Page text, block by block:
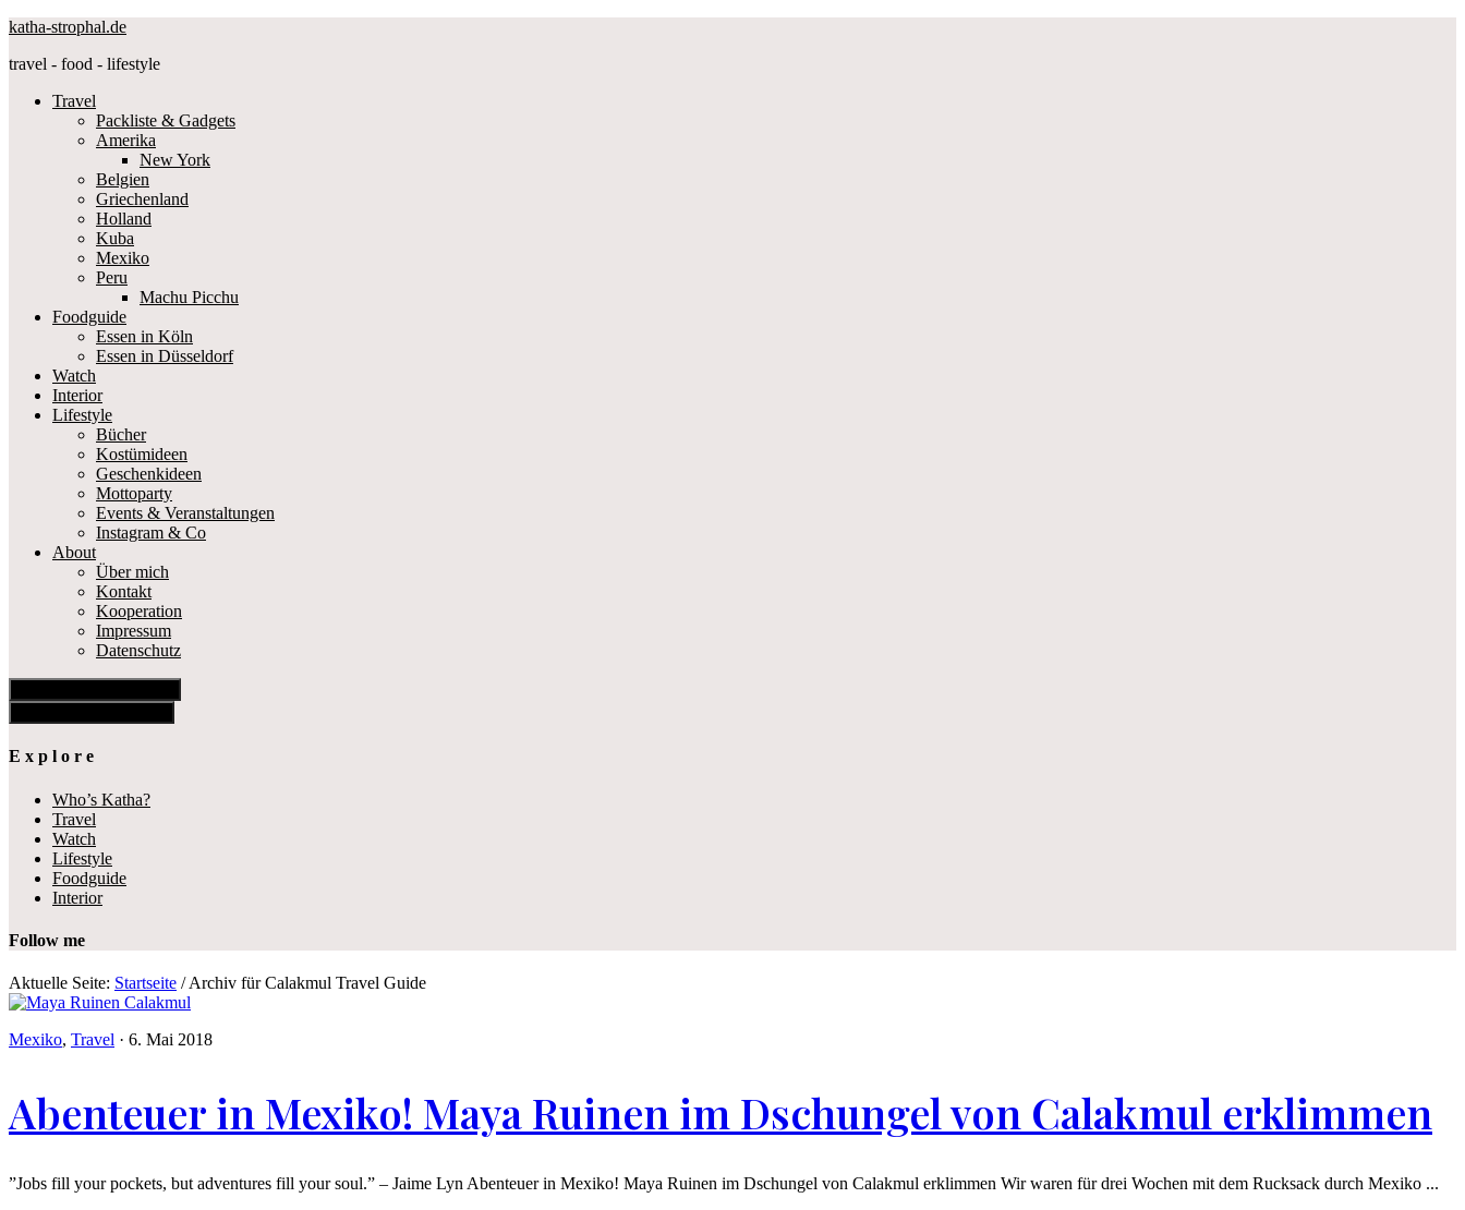
katha-strophal.de
travel - food - lifestyle
Travel
Packliste & Gadgets
Amerika
New York
Belgien
Griechenland
Holland
Kuba
Mexiko
Peru
Machu Picchu
Foodguide
Essen in Köln
Essen in Düsseldorf
Watch
Interior
Lifestyle
Bücher
Kostümideen
Geschenkideen
Mottoparty
Events & Veranstaltungen
Instagram & Co
About
Über mich
Kontakt
Kooperation
Impressum
Datenschutz
E x p l o r e
Who’s Katha?
Travel
Watch
Lifestyle
Foodguide
Interior
Follow me
Aktuelle Seite: Startseite /Archiv für Calakmul Travel Guide
Mexiko, Travel · 6. Mai 2018
Abenteuer in Mexiko! Maya Ruinen im Dschungel von Calakmul erklimmen
”Jobs fill your pockets, but adventures fill your soul.” – Jaime Lyn Abenteuer in Mexiko! Maya Ruinen im Dschungel von Calakmul erklimmen Wir waren für drei Wochen mit dem Rucksack durch Mexiko ...